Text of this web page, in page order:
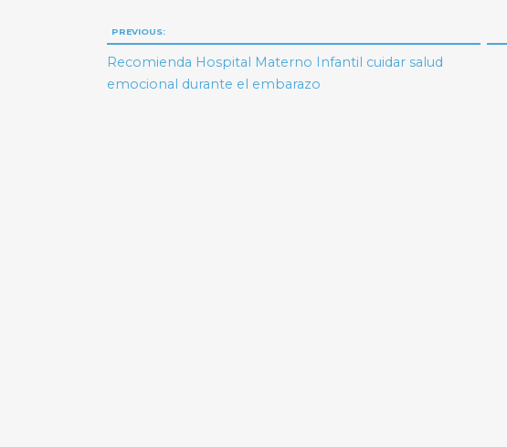
Navegación
de
PREVIOUS:
Recomienda Hospital Materno Infantil cuidar salud
emocional durante el embarazo